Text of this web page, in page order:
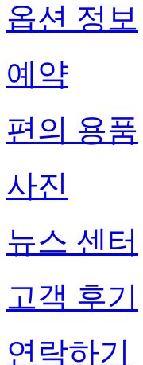
옵션 정보
예약
편의 용품
사진
뉴스 센터
고객 후기
연락하기